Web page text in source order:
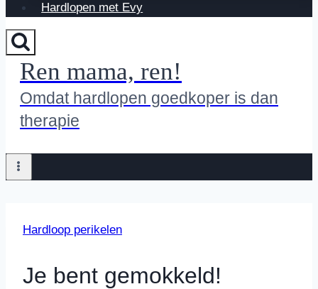
Hardlopen met Evy
Ren mama, ren!
Omdat hardlopen goedkoper is dan
therapie
Hardloop perikelen
Je bent gemokkeld!